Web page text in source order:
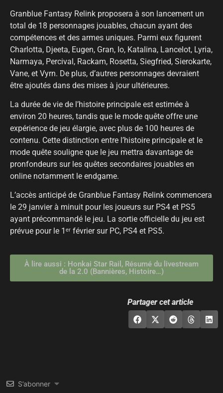
Granblue Fantasy Relink proposera à son lancement un
total de 18 personnages jouables, chacun ayant des
compétences et des armes uniques. Parmi eux figurent
Charlotta, Djeeta, Eugen, Gran, Io, Katalina, Lancelot, Lyria,
Narmaya, Percival, Rackam, Rosetta, Siegfried, Sierokarte,
Vane, et Vyrn. De plus, d’autres personnages devraient
être ajoutés dans des mises à jour ultérieures.
La durée de vie de l’histoire principale est estimée à
environ 20 heures, tandis que le mode quête offre une
expérience de jeu élargie, avec plus de 100 heures de
contenu. Cette distinction entre l’histoire principale et le
mode quête souligne que le jeu mettra davantage de
pronfondeurs sur les quêtes secondaires jouables en
online notamment le endgame.
L’accès anticipé de Granblue Fantasy Relink commencera
le 29 janvier à minuit pour les joueurs sur PS4 et PS5
ayant précommandé le jeu. La sortie officielle du jeu est
prévue pour le 1ᵉʳ février sur PC, PS4 et PS5.
À lire aussi : Honkai Star Rail, Résumé du livestream
de la 2.0 (Bannières, Histoire…)
Partager cet article
S’abonner